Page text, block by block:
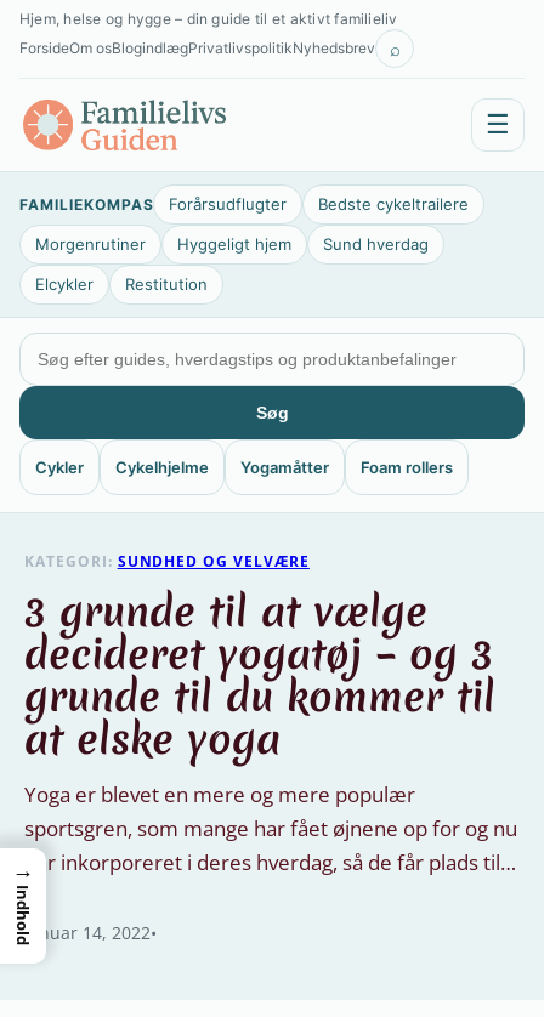
Spring
Hjem, helse og hygge – din guide til et aktivt familieliv
ForsideOm osBlogindlægPrivatlivspolitikNyhedsbrev ⌕
☰
FAMILIEKOMPAS Forårsudflugter Bedste cykeltrailere
Morgenrutiner Hyggeligt hjem Sund hverdag
Elcykler Restitution
Søg
Cykler Cykelhjelme Yogamåtter Foam rollers
KATEGORI: SUNDHED OG VELVÆRE
3 grunde til at vælge
decideret yogatøj – og 3
grunde til du kommer til
at elske yoga
Yoga er blevet en mere og mere populær
sportsgren, som mange har fået øjnene op for og nu
har inkorporeret i deres hverdag, så de får plads til…
januar 14, 2022•
→
Indhold